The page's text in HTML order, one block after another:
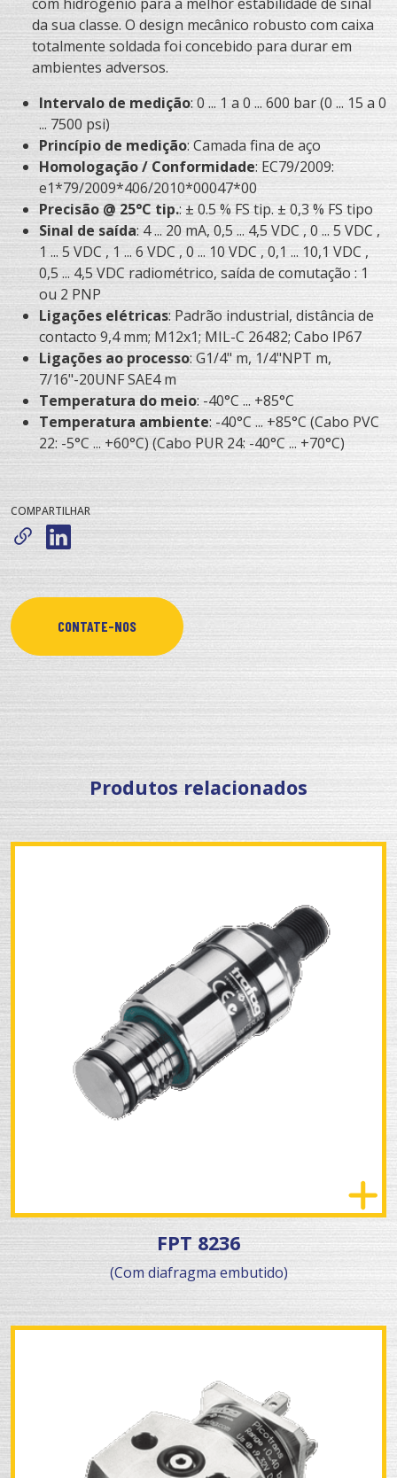
com hidrogénio para a melhor estabilidade de sinal
da sua classe. O design mecânico robusto com caixa
totalmente soldada foi concebido para durar em
ambientes adversos.
Intervalo de medição: 0 ... 1 a 0 ... 600 bar (0 ... 15 a 0
... 7500 psi)
Princípio de medição: Camada fina de aço
Homologação / Conformidade: EC79/2009:
e1*79/2009*406/2010*00047*00
Precisão @ 25°C tip.: ± 0.5 % FS tip. ± 0,3 % FS tipo
Sinal de saída: 4 ... 20 mA, 0,5 ... 4,5 VDC , 0 ... 5 VDC ,
1 ... 5 VDC , 1 ... 6 VDC , 0 ... 10 VDC , 0,1 ... 10,1 VDC ,
0,5 ... 4,5 VDC radiométrico, saída de comutação : 1
ou 2 PNP
Ligações elétricas: Padrão industrial, distância de
contacto 9,4 mm; M12x1; MIL-C 26482; Cabo IP67
Ligações ao processo: G1/4" m, 1/4"NPT m,
7/16"-20UNF SAE4 m
Temperatura do meio: -40°C ... +85°C
Temperatura ambiente: -40°C ... +85°C (Cabo PVC
22: -5°C ... +60°C) (Cabo PUR 24: -40°C ... +70°C)
COMPARTILHAR
CONTATE-NOS
Produtos relacionados
FPT 8236
(Com diafragma embutido)